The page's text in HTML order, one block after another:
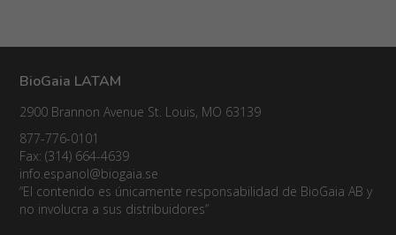
BioGaia LATAM
2900 Brannon Avenue St. Louis, MO 63139
877-776-0101
Fax: (314) 664-4639
info.espanol@biogaia.se
“El contenido es únicamente responsabilidad de BioGaia AB y
no involucra a sus distribuidores”